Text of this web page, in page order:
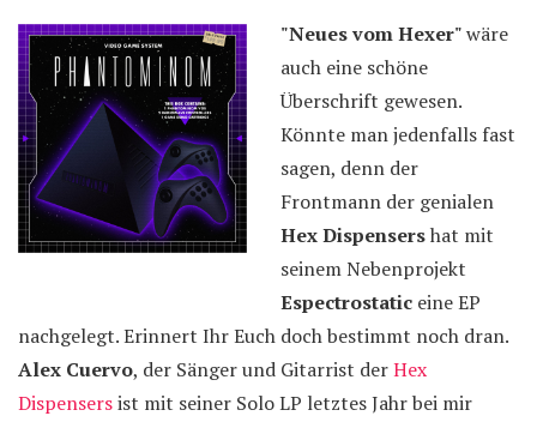
"Neues vom Hexer"wäre
auch eine schöne
Überschrift gewesen.
Könnte man jedenfalls fast
sagen, denn der
Frontmann der genialen
Hex Dispensershat mit
seinem Nebenprojekt
Espectrostatic eine EP
nachgelegt. Erinnert Ihr Euch doch bestimmt noch dran.
Alex Cuervo, der Sänger und Gitarrist derHex
Dispensersist mit seiner Solo LP letztes Jahr bei mir